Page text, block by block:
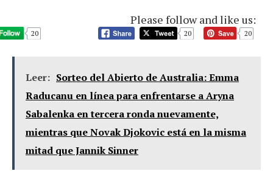
Please follow and like us:
20 20 20
Leer: Sorteo del Abierto de Australia: Emma
Raducanu en línea para enfrentarse a Aryna
Sabalenka en tercera ronda nuevamente,
mientras que Novak Djokovic está en la misma
mitad que Jannik Sinner